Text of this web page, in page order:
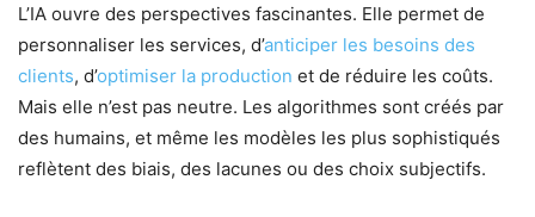
L’IA ouvre des perspectives fascinantes. Elle permet de
personnaliser les services, d’anticiper les besoins des
clients, d’optimiser la production et de réduire les coûts.
Mais elle n’est pas neutre. Les algorithmes sont créés par
des humains, et même les modèles les plus sophistiqués
reflètent des biais, des lacunes ou des choix subjectifs.